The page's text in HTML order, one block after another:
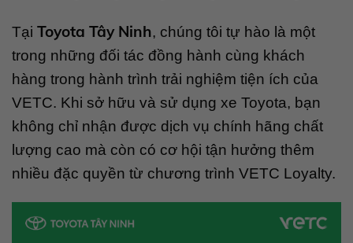
Tại Toyota Tây Ninh, chúng tôi tự hào là một
trong những đối tác đồng hành cùng khách
hàng trong hành trình trải nghiệm tiện ích của
VETC. Khi sở hữu và sử dụng xe Toyota, bạn
không chỉ nhận được dịch vụ chính hãng chất
lượng cao mà còn có cơ hội tận hưởng thêm
nhiều đặc quyền từ chương trình VETC Loyalty.